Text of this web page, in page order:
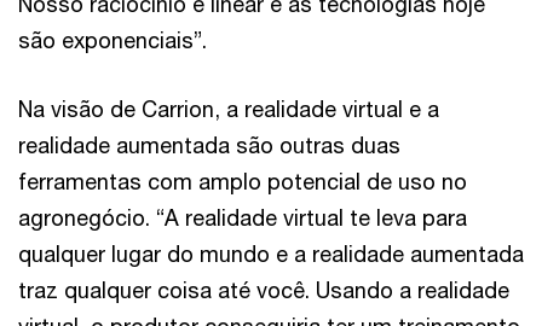
são exponenciais”.
Na visão de Carrion, a realidade virtual e a
realidade aumentada são outras duas
ferramentas com amplo potencial de uso no
agronegócio. “A realidade virtual te leva para
qualquer lugar do mundo e a realidade aumentada
traz qualquer coisa até você. Usando a realidade